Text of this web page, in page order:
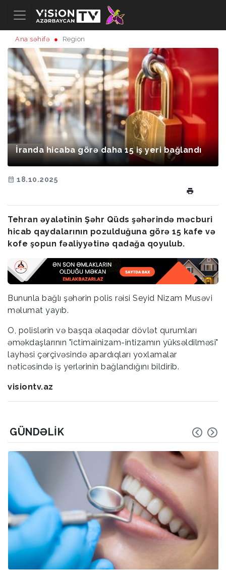
Ana səhifə Region
İranda hicaba görə daha 15 iş yeri bağlandı
18.10.2025
Tehran əyalətinin Şəhr Qüds şəhərində məcburi
hicab qaydalarının pozulduğuna görə 15 kafe və
kofe şopun fəaliyyətinə qadağa qoyulub.
Bununla bağlı şəhərin polis rəisi Seyid Nizam Musəvi
məlumat yayıb.
O, polislərin və başqa əlaqədar dövlət qurumları
əməkdaşlarının "ictimainizam-intizamın yüksəldilməsi"
layhəsi çərçivəsində apardıqları yoxlamalar
nəticəsində iş yerlərinin bağlandığını bildirib.
visiontv.az
GÜNDƏLIK